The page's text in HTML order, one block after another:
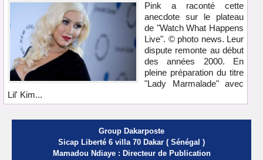
Pink a raconté cette
anecdote sur le plateau
de "Watch What Happens
Live". © photo news. Leur
dispute remonte au début
des années 2000. En
pleine préparation du titre
"Lady Marmalade" avec
Lil' Kim...
Group Dakarposte
Sicap Liberté 6 villa 70 Dakar ( Sénégal )
Mamadou Ndiaye : Directeur de Publication